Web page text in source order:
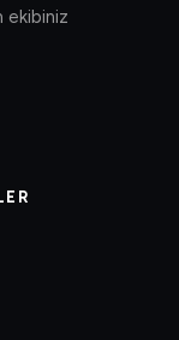
ekibiniz